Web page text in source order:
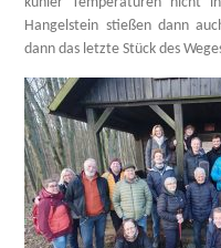
Hangelstein stießen dann
dann das letzte Stück des